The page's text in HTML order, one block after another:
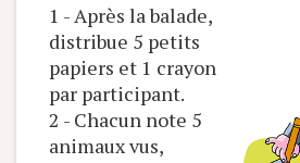
1 - Après la balade,
distribue 5 petits
papiers et 1 crayon
par participant.
2 - Chacun note 5
animaux vus,